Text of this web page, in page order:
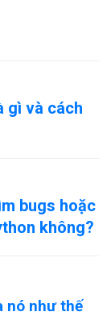
gì và cách
bugs hoặc
không?
nó như thế